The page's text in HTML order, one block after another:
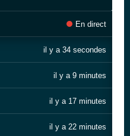
En direct
il y a 34 secondes
il y a 9 minutes
il y a 17 minutes
il y a 22 minutes